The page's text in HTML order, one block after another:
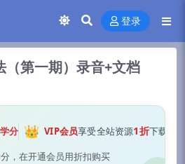
登录
（第一期）录音+文档
分 👑 VIP会员享受全站资源1折下载
，在开通会员用折扣购买